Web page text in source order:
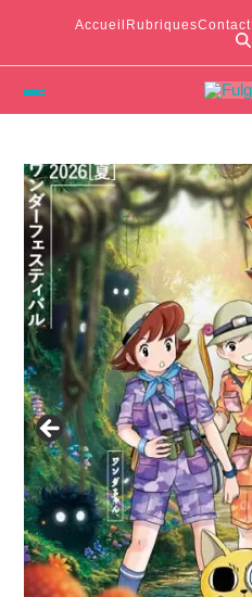
Accueil RubriquesContact